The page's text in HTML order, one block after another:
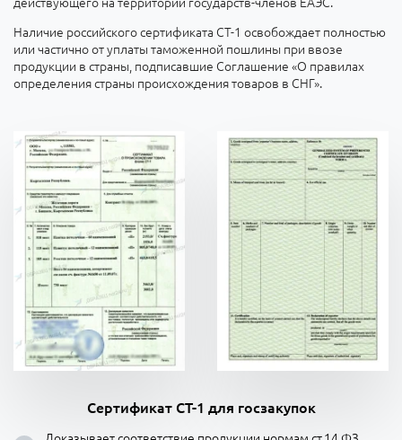
Наличие российского сертификата СТ-1 освобождает полностью
или частично от уплаты таможенной пошлины при ввозе
продукции в страны, подписавшие Соглашение «О правилах
определения страны происхождения товаров в СНГ».
Сертификат СТ-1 для госзакупок